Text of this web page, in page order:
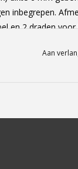
inbegrepen.
en 2 draden voor
Aan